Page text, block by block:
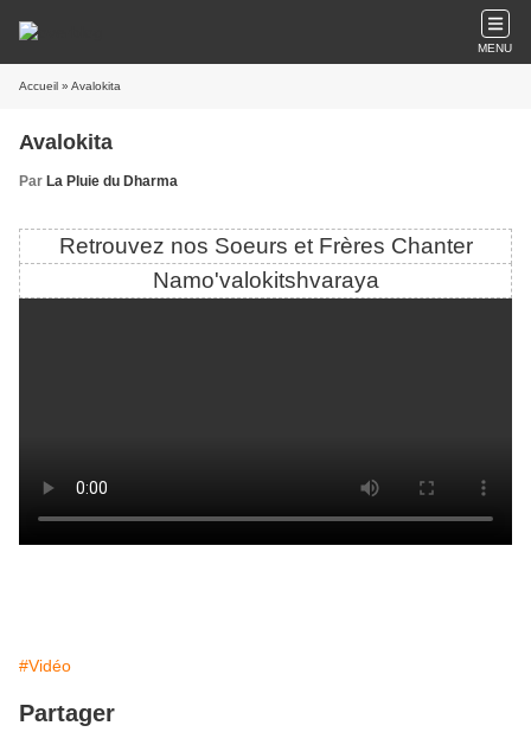
MENU
Accueil » Avalokita
Avalokita
Par La Pluie du Dharma
Retrouvez nos Soeurs et Frères Chanter
Namo'valokitshvaraya
#Vidéo
Partager